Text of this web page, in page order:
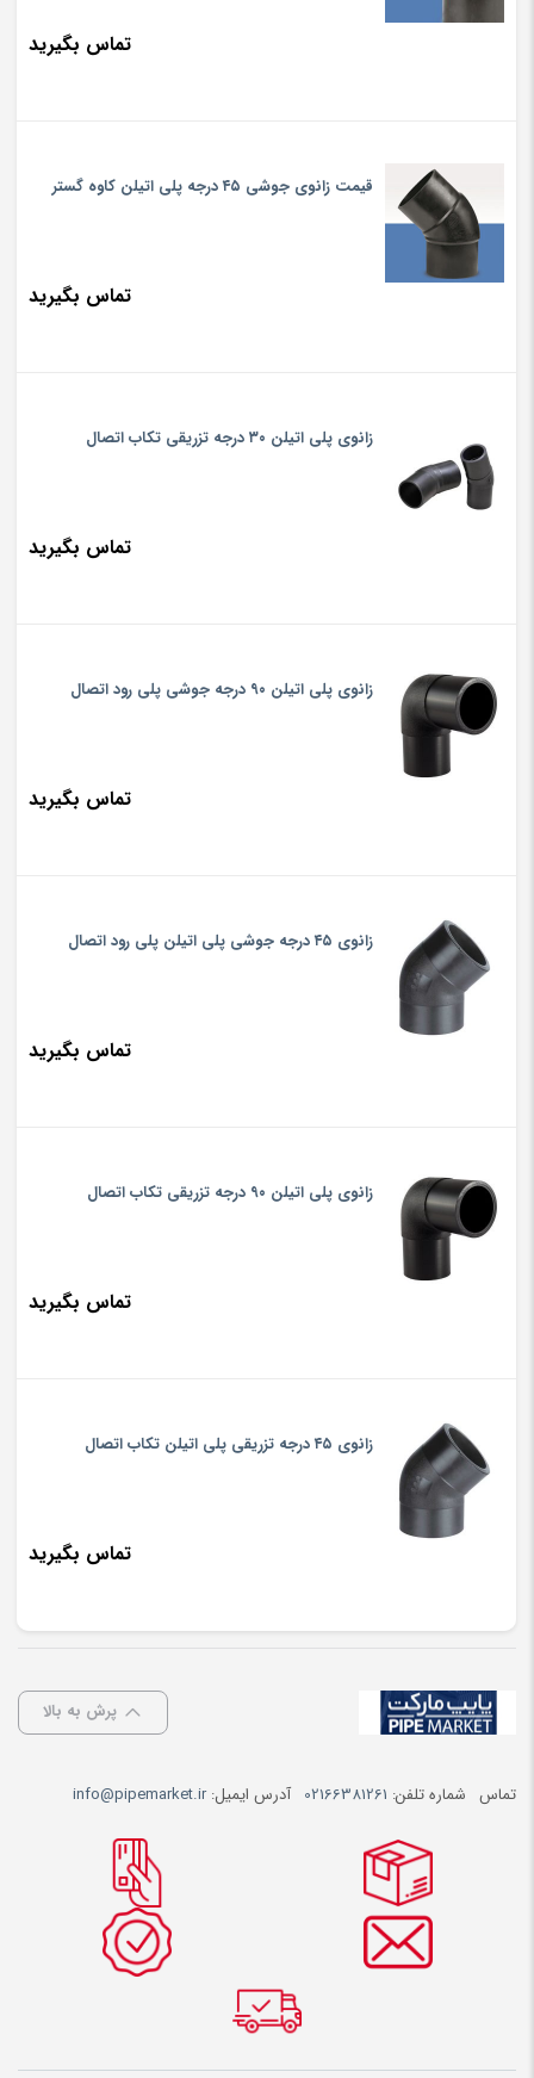
تماس بگیرید
قیمت زانوی جوشی ۴۵ درجه پلی اتیلن کاوه گستر
تماس بگیرید
زانوی پلی اتیلن ۳۰ درجه تزریقی تکاب اتصال
تماس بگیرید
زانوی پلی اتیلن ۹۰ درجه جوشی پلی رود اتصال
تماس بگیرید
زانوی ۴۵ درجه جوشی پلی اتیلن پلی رود اتصال
تماس بگیرید
زانوی پلی اتیلن ۹۰ درجه تزریقی تکاب اتصال
تماس بگیرید
زانوی ۴۵ درجه تزریقی پلی اتیلن تکاب اتصال
تماس بگیرید
پرش به بالا
تماس شماره تلفن: 02166381261 آدرس ایمیل:info@pipemarket.ir